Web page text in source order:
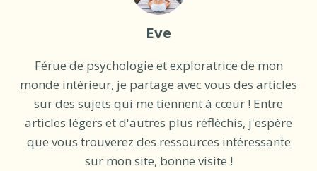
Eve
Férue de psychologie et exploratrice de mon
monde intérieur, je partage avec vous des articles
sur des sujets qui me tiennent à cœur ! Entre
articles légers et d'autres plus réfléchis, j'espère
que vous trouverez des ressources intéressante
sur mon site, bonne visite !